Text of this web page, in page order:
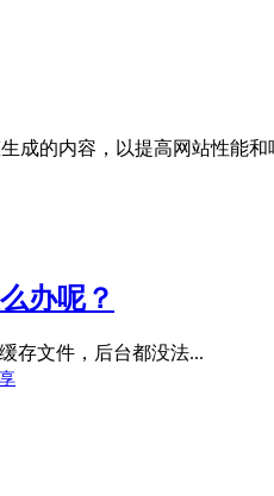
成的内容，以提高网站性能和
办呢？
存文件，后台都没法...